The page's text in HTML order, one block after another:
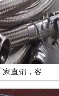
家直销，客